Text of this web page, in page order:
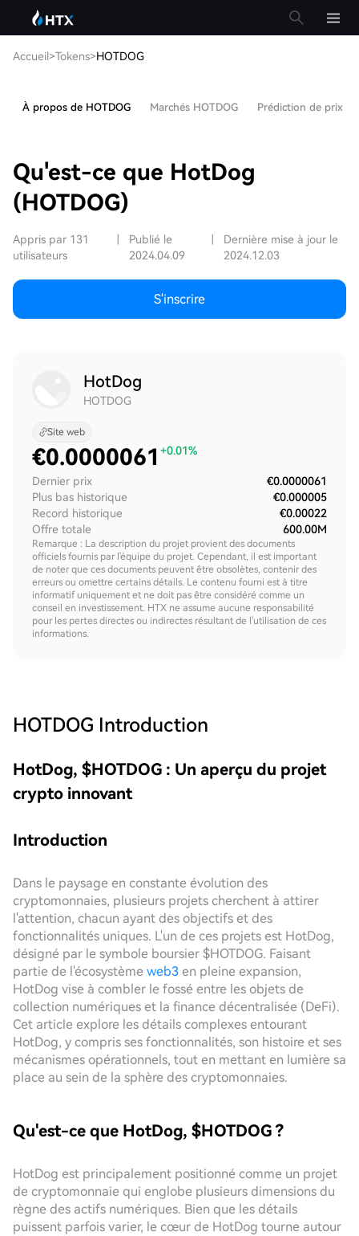
Accueil>Tokens>HOTDOG
À propos de HOTDOG Marchés HOTDOG Prédiction de prix
Qu'est-ce que HotDog
(HOTDOG)
Appris par 131
utilisateurs
Publié le
2024.04.09
Dernière mise à jour le
2024.12.03
S'inscrire
HotDog
HOTDOG
Site web
€0.0000061 +0.01%
Dernier prix
€0.0000061
Plus bas historique
€0.000005
Record historique
€0.00022
Offre totale
600.00M
Remarque : La description du projet provient des documents
officiels fournis par l'équipe du projet. Cependant, il est important
de noter que ces documents peuvent être obsolètes, contenir des
erreurs ou omettre certains détails. Le contenu fourni est à titre
informatif uniquement et ne doit pas être considéré comme un
conseil en investissement. HTX ne assume aucune responsabilité
pour les pertes directes ou indirectes résultant de l'utilisation de ces
informations.
HOTDOG Introduction
HotDog, $HOTDOG : Un aperçu du projet
crypto innovant
Introduction
Dans le paysage en constante évolution des
cryptomonnaies, plusieurs projets cherchent à attirer
l'attention, chacun ayant des objectifs et des
fonctionnalités uniques. L'un de ces projets est HotDog,
désigné par le symbole boursier $HOTDOG. Faisant
partie de l'écosystème web3 en pleine expansion,
HotDog vise à combler le fossé entre les objets de
collection numériques et la finance décentralisée (DeFi).
Cet article explore les détails complexes entourant
HotDog, y compris ses fonctionnalités, son histoire et ses
mécanismes opérationnels, tout en mettant en lumière sa
place au sein de la sphère des cryptomonnaies.
Qu'est-ce que HotDog, $HOTDOG ?
HotDog est principalement positionné comme un projet
de cryptomonnaie qui englobe plusieurs dimensions du
règne des actifs numériques. Bien que les détails
puissent parfois varier, le cœur de HotDog tourne autour